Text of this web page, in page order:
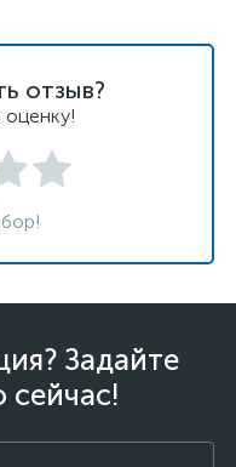
отзыв?
Задайте
сейчас!